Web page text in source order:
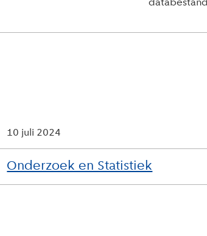
databestand
10 juli 2024
Onderzoek en Statistiek